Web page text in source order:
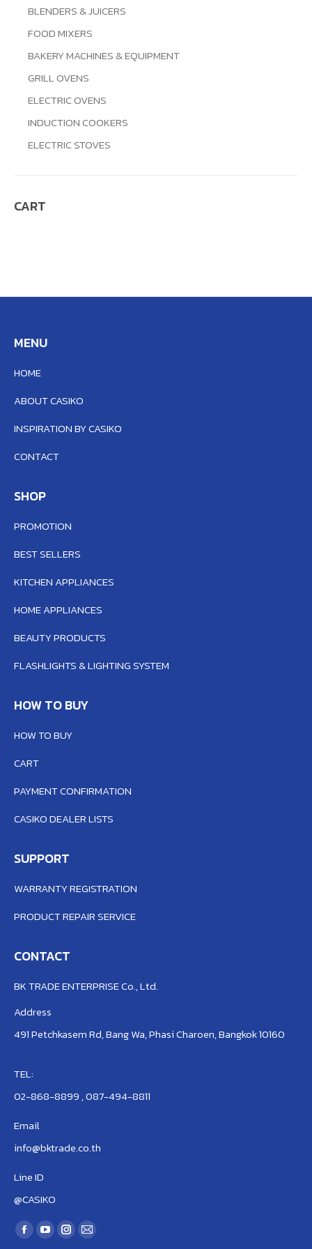
BLENDERS & JUICERS
FOOD MIXERS
BAKERY MACHINES & EQUIPMENT
GRILL OVENS
ELECTRIC OVENS
INDUCTION COOKERS
ELECTRIC STOVES
CART
MENU
HOME
ABOUT CASIKO
INSPIRATION BY CASIKO
CONTACT
SHOP
PROMOTION
BEST SELLERS
KITCHEN APPLIANCES
HOME APPLIANCES
BEAUTY PRODUCTS
FLASHLIGHTS & LIGHTING SYSTEM
HOW TO BUY
HOW TO BUY
CART
PAYMENT CONFIRMATION
CASIKO DEALER LISTS
SUPPORT
WARRANTY REGISTRATION
PRODUCT REPAIR SERVICE
CONTACT
BK TRADE ENTERPRISE Co., Ltd.
Address
491 Petchkasem Rd, Bang Wa, Phasi Charoen, Bangkok 10160
TEL:
02-868-8899 , 087-494-8811
Email
info@bktrade.co.th
Line ID
@CASIKO
Find us on:
Facebook
YouTubeInstagram
Mail